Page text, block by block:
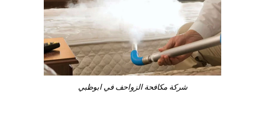
شركة مكافحة الزواحف في ابوظبي